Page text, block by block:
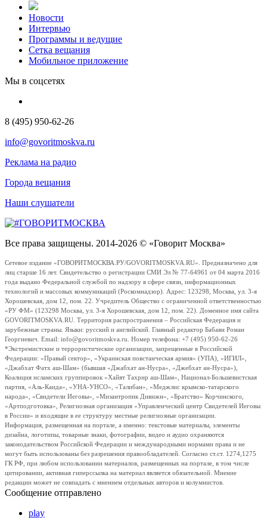
Новости
Интервью
Программы и ведущие
Сетка вещания
Мобильное приложение
Мы в соцсетях
8 (495) 950-62-26
info@govoritmoskva.ru
Реклама на радио
Города вещания
Наши слушатели
Все права защищены. 2014-2026 © «Говорит Москва»
Сетевое издание «ГОВОРИТМОСКВА.РУ/GOVORITMOSKVA.RU». Предназначено для
лиц старше 16 лет. Свидетельство о регистрации СМИ Эл № 77-64961 от 04 марта 2016
года выдано Федеральной службой по надзору в сфере связи, информационных
технологий и массовых коммуникаций (Роскомнадзор). Адрес: 123298, Москва, ул. 3-я
Хорошевская, дом 12, пом. 22. Учредитель Общество с ограниченной ответственностью
«РУ ФМ» (123298 Москва, ул. 3-я Хорошевская, дом 12, пом. 22). Доменное имя сайта
GOVORITMOSKVA.RU. Территория распространения – Российская Федерация и
зарубежные страны. Языки: русский и английский. Главный редактор Бабаян Роман
Георгиевич. Email: info@govoritmoskva.ru. Номер телефона: +7 (495) 950-62-26
*Экстремистские и террористические организации, запрещенные в Российской
Федерации: «Правый сектор», «Украинская повстанческая армия» (УПА), «ИГИЛ»,
«Джабхат Фатх аш-Шам» (бывшая «Джабхат ан-Нусра», «Джебхат ан-Нусра»),
Коалиция исламских группировок «Хайят Тахрир аш-Шам», Национал-Большевистская
партия, «Аль-Каида», «УНА-УНСО», «Талибан», «Меджлис крымско-татарского
народа», «Свидетели Иеговы», «Мизантропик Дивижн», «Братство» Корчинского,
«Артподготовка», Религиозная организация «Управленческий центр Свидетелей Иеговы
в России» и входящие в ее структуру местные религиозные организации.
Информация, размещенная на портале, а именно: текстовые материалы, элементы
дизайна, логотипы, товарные знаки, фотографии, видео и аудио охраняются
законодательством Российской Федерации и международными нормами права и не
могут быть использованы без разрешения правообладателей. Согласно ст.ст. 1274,1275
ГК РФ, при любом использовании материалов, размещенных на портале, в том числе
цитировании, активная гиперссылка на материал является обязательной. Мнение
редакции может не совпадать с мнением отдельных авторов и колумнистов.
Сообщение отправлено
play